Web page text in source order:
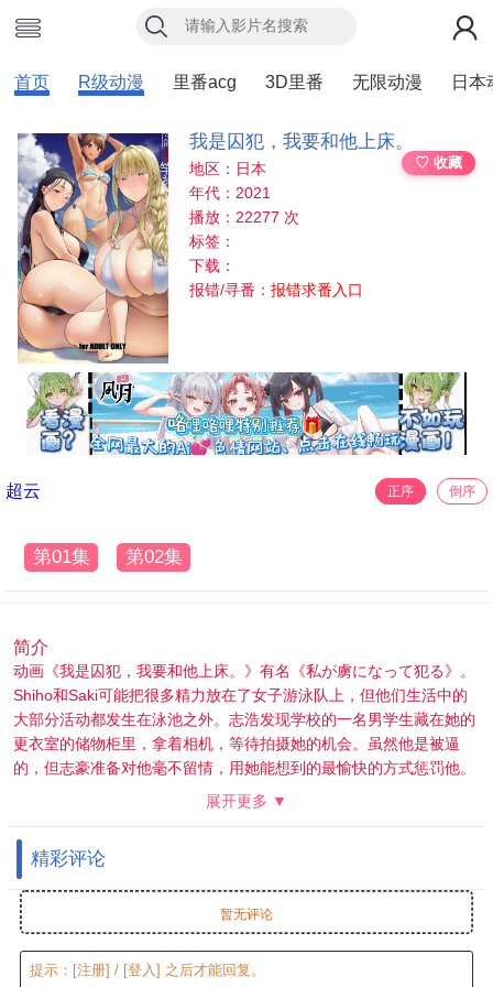
首页 R级动漫 里番acg 3D里番 无限动漫 日本
我是囚犯，我要和他上床。
♡ 收藏
地区：日本
年代：2021
播放：22277 次
标签：
下载：
报错/寻番：报错求番入口
超云 正序 倒序
第01集 第02集
简介
动画《我是囚犯，我要和他上床。》有名《私が虜になって犯る》。
Shiho和Saki可能把很多精力放在了女子游泳队上，但他们生活中的
大部分活动都发生在泳池之外。志浩发现学校的一名男学生藏在她的
更衣室的储物柜里，拿着相机，等待拍摄她的机会。虽然他是被逼
的，但志豪准备对他毫不留情，用她能想到的最愉快的方式惩罚他。
展开更多 ▼
精彩评论
暂无评论
提示： [注册] / [登入] 之后才能回复。